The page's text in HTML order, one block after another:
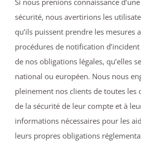
Si nous prenions connaissance
sécurité, nous avertirions les
qu’ils puissent prendre les mesures
procédures de notification
de nos obligations légales, qu’elles
national ou européen. Nous nous
pleinement nos clients de toutes les
de la sécurité de leur compte et à
informations nécessaires pour les
leurs propres obligations